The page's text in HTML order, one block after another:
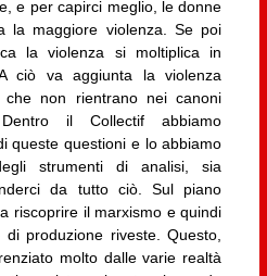
e per capirci meglio, le donne
la maggiore violenza. Se poi
la violenza si moltiplica in
ciò va aggiunta la violenza
che non rientrano nei canoni
il Collectif abbiamo
queste questioni e lo abbiamo
strumenti di analisi, sia
da tutto ciò. Sul piano
riscoprire il marxismo e quindi
produzione riveste. Questo,
molto dalle varie realtà